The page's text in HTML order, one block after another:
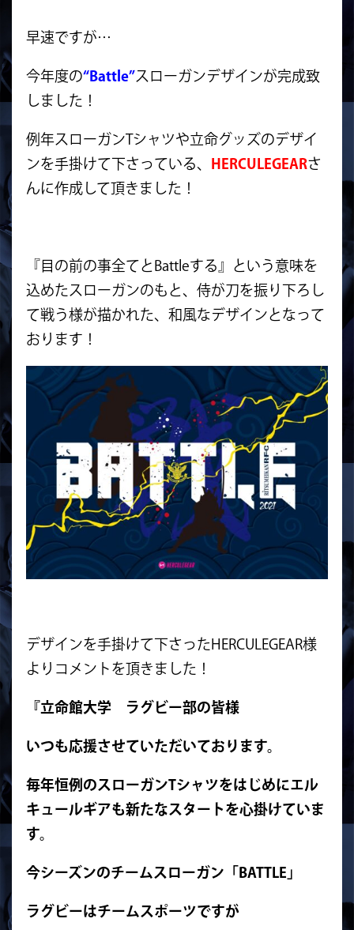
早速ですが…
今年度の“Battle”スローガンデザインが完成致
しました！
例年スローガンTシャツや立命グッズのデザイ
ンを手掛けて下さっている、
HERCULEGEARさ
んに作成して頂きました！
『目の前の事全てとBattleする』という意味を
込めたスローガンのもと、侍が刀を振り下ろし
て戦う様が描かれた、和風なデザインとなって
おります！
デザインを手掛けて下さったHERCULEGEAR様
よりコメントを頂きました！
『立命館大学 ラグビー部の皆様
いつも応援させていただいております。
毎年恒例のスローガンTシャツをはじめにエル
キュールギアも新たなスタートを心掛けていま
す。
今シーズンのチームスローガン「 BATTLE 」
ラグビーはチームスポーツですが